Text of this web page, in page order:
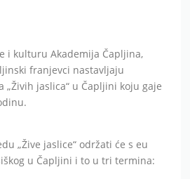
i kulturu Akademija Čapljina,
franjevci nastavljaju
jaslica“ u Čapljini koju gaje
„Žive jaslice“ održati će s eu
u Čapljini i to u tri termina: